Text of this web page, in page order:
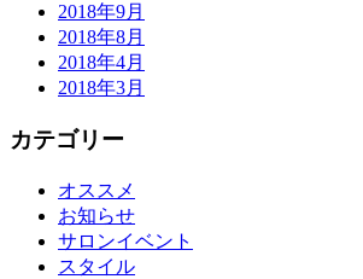
2018年9月
2018年8月
2018年4月
2018年3月
カテゴリー
オススメ
お知らせ
サロンイベント
スタイル